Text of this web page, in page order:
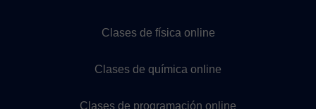
Clases de física online
Clases de química online
Clases de programación online